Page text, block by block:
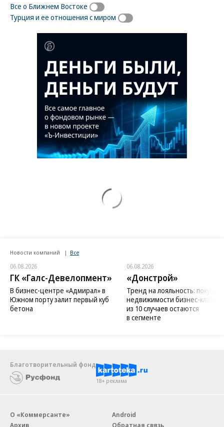
Все о Ближнем Востоке
Турция и ее отношения с миром
Новости компаний Все
06.08.2026
ГК «Галс-Девелопмент»
В бизнес-центре «Адмирал» в
Южном порту залит первый куб
бетона
06.08.2026
«Донстрой»
Тренд на лояльность:
недвижимости бизнес-класса
из 10 случаев остаются
в сегменте
Благотворительный фонд
18+ реклама
О «Коммерсанте»
Архив
Android
Обратная связь